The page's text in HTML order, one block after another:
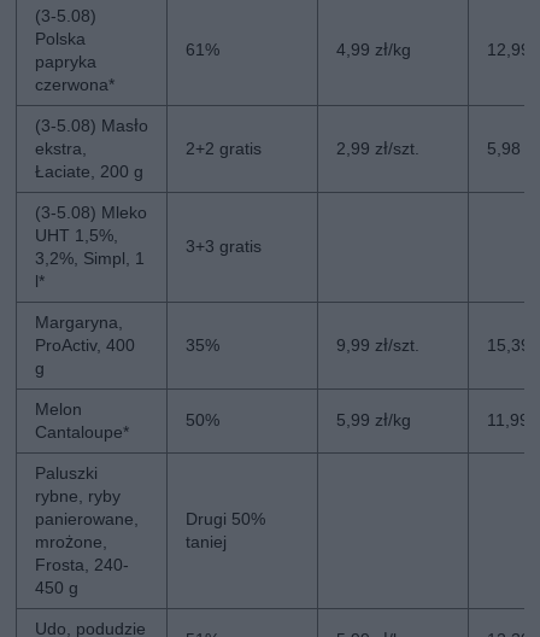
(3-5.08)
Polska
papryka
czerwona*
61% 4,99 zł/kg 12,99
(3-5.08) Masło
ekstra,
Łaciate, 200 g
2+2 gratis 2,99 zł/szt. 5,98
(3-5.08) Mleko
UHT 1,5%,
3,2%, Simpl, 1
l*
3+3 gratis
Margaryna,
ProActiv, 400
g
35% 9,99 zł/szt. 15,39
Melon
Cantaloupe*
50% 5,99 zł/kg 11,99
Paluszki
rybne, ryby
panierowane,
mrożone,
Frosta, 240-
450 g
Drugi 50%
taniej
Udo, podudzie